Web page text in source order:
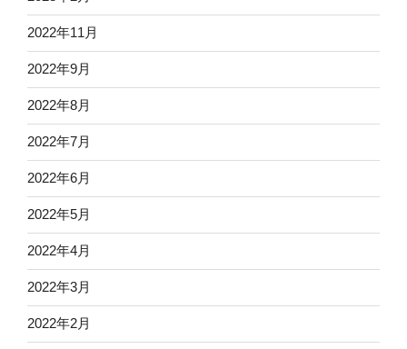
2022年11月
2022年9月
2022年8月
2022年7月
2022年6月
2022年5月
2022年4月
2022年3月
2022年2月